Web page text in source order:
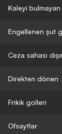
Kaleyi
Engellenen şut
Ceza sahası
Direkten dönen
Frikik golleri
Ofsaytlar